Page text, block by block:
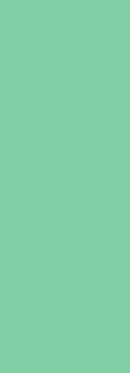
说，不过是女同就看着还行
甲没掉的日记体暗恋，这倒